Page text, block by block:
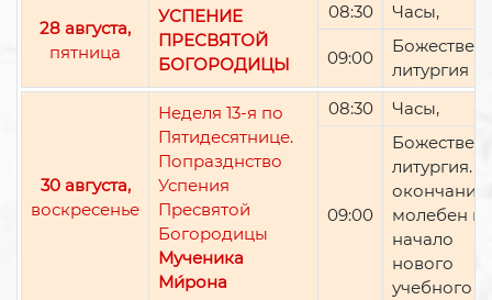
28 августа,
пятница
УСПЕНИЕ
ПРЕСВЯТОЙ
БОГОРОДИЦЫ
08:30 Часы,
09:00
литургия
30 августа,
воскресенье
Неделя 13-я по
Пятидесятнице.
Попразднство
Успения
Пресвятой
Богородицы
Мученика
Ми́рона
08:30 Часы,
09:00
литургия.
окончании
молебен
начало
нового
учебного